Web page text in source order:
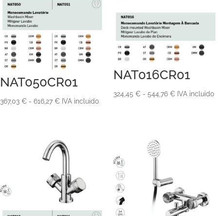
NAT050CR01
367,03 € - 616,27 €Rango
desde
367,03 €
616,27 €
IVA incluido
NAT016CR01
324,45 € - 544,76 €Rango
IVA incluido